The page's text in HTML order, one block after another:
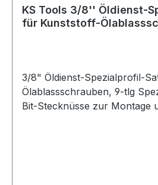
KS Tools 3/8'' Öldienst-
für Kunststoff-
3/8" Öldienst-Spezialprofil-
Ölablassschrauben, 9-tlg
Bit-Stecknüsse zur Montage